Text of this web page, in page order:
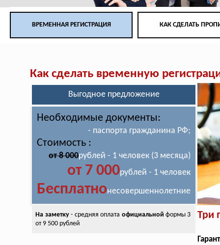
ВРЕМЕННАЯ РЕГИСТРАЦИЯ КАК СДЕЛАТЬ
Как сделать временную
Выгодное предложение
Необходимые документы:
- паспорта гражданина РФ;
Стоимость :
от 8 000рублей - 1 человек (3 месяца)
от 7 000рублей - 1 человек
Бесплатнонесовершеннолетние
На заметку- средняя оплата официальной формы 3
от 9 500 рублей
Три